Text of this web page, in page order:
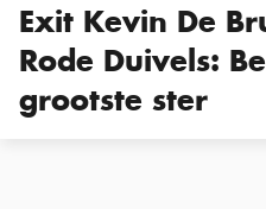
Exit Kevin De
Rode Duivels:
grootste ster